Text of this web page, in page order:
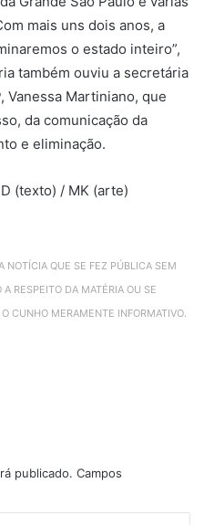
mais uns dois anos, a
o estado inteiro”,
também ouviu a secretária
Vanessa Martiniano, que
da comunicação da
e eliminação.
(texto) / MK (arte)
NOTÍCIA QUE SE FEZ PÚBLICA SEM
RESPEITO DA MATÉRIA OU SE
CUNHO MERAMENTE INFORMATIVO.
publicado. Campos